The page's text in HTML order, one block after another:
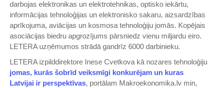
darbojas elektronikas un elektrotehnikas, optisko iekārtu,
informācijas tehnoloģijas un elektronisko sakaru, aizsardzības
aprīkojuma, aviācijas un kosmosa tehnoloģiju jomās. Kopējais
asociācijas biedru apgrozījums pārsniedz vienu miljardu eiro.
LETERA uzņēmumos strādā gandrīz 6000 darbinieku.
LETERA izpilddirektore Inese Cvetkova kā nozares tehnoloģiju
jomas, kurās šobrīd veiksmīgi konkurējam un kuras
Latvijai ir perspektīvas, portālam Makroekonomika.lv min,